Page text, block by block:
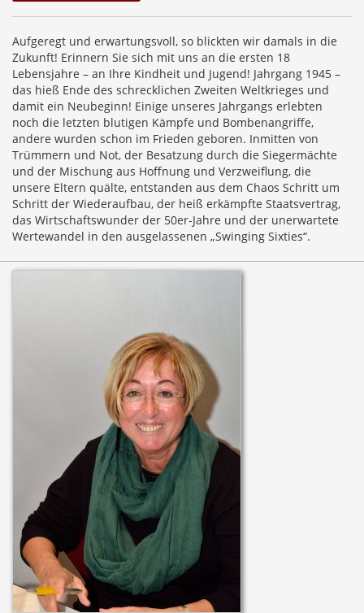
Aufgeregt und erwartungsvoll, so blickten wir damals in die
Zukunft! Erinnern Sie sich mit uns an die ersten 18
Lebensjahre – an Ihre Kindheit und Jugend! Jahrgang 1945 –
das hieß Ende des schrecklichen Zweiten Weltkrieges und
damit ein Neubeginn! Einige unseres Jahrgangs erlebten
noch die letzten blutigen Kämpfe und Bombenangriffe,
andere wurden schon im Frieden geboren. Inmitten von
Trümmern und Not, der Besatzung durch die Siegermächte
und der Mischung aus Hoffnung und Verzweiflung, die
unsere Eltern quälte, entstanden aus dem Chaos Schritt um
Schritt der Wiederaufbau, der heiß erkämpfte Staatsvertrag,
das Wirtschaftswunder der 50er-Jahre und der unerwartete
Wertewandel in den ausgelassenen „Swinging Sixties“.